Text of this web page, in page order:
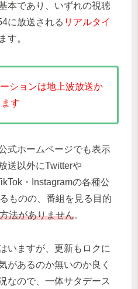
本であり、いずれの視聴
に放送される リアルタイ
す。
ションは地上波放送か
す
式ホームページでも表示
送以外にTwitterや
・Instagramの各種公
ものの、番組を見る目的
法がありません。
いますが、更新もロクに
があるのか無いのか良く
なので、一体サタデース